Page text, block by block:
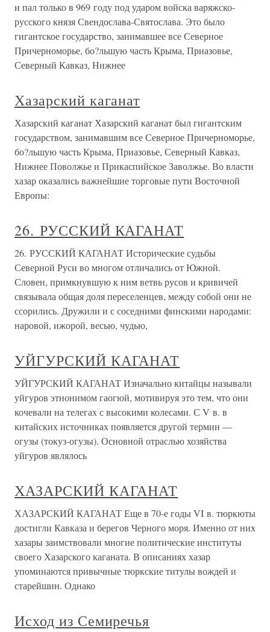
и пал только в 969 году под ударом войска варяжско-
русского князя Свендослава-Святослава. Это было
гигантское государство, занимавшее все Северное
Причерноморье, бо?льшую часть Крыма, Приазовье,
Северный Кавказ, Нижнее
Хазарский каганат
Хазарский каганат Хазарский каганат был гигантским
государством, занимавшим все Северное Причерноморье,
бо?льшую часть Крыма, Приазовье, Северный Кавказ,
Нижнее Поволжье и Прикаспийское Заволжье. Во власти
хазар оказались важнейшие торговые пути Восточной
Европы:
26. РУССКИЙ КАГАНАТ
26. РУССКИЙ КАГАНАТ Исторические судьбы
Северной Руси во многом отличались от Южной.
Словен, примкнувшую к ним ветвь русов и кривичей
связывала общая доля переселенцев, между собой они не
ссорились. Дружили и с соседними финскими народами:
наровой, ижорой, весью, чудью,
УЙГУРСКИЙ КАГАНАТ
УЙГУРСКИЙ КАГАНАТ Изначально китайцы называли
уйгуров этнонимом гаогюй, мотивируя это тем, что они
кочевали на телегах с высокими колесами. С V в. в
китайских источниках появляется другой термин —
огузы (токуз-огузы). Основной отраслью хозяйства
уйгуров являлось
ХАЗАРСКИЙ КАГАНАТ
ХАЗАРСКИЙ КАГАНАТ Еще в 70-е годы VI в. тюркюты
достигли Кавказа и берегов Черного моря. Именно от них
хазары заимствовали многие политические институты
своего Хазарского каганата. В описаниях хазар
упоминаются привычные тюркские титулы вождей и
старейшин. Однако
Исход из Семиречья